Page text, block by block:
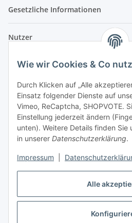
Alle
Wie wir Cookies & Co
Durch Klicken auf „Alle
Einsatz folgender Dienste auf
Vimeo, ReCaptcha, SHOPVOTE.
Einstellung jederzeit ändern
unten). Weitere Details finden Sie
in unserer Datenschutzerklärung.
Impressum
Gesetzliche Informationen
Nutzer